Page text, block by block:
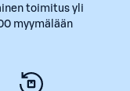
toimitus yli
myymälään